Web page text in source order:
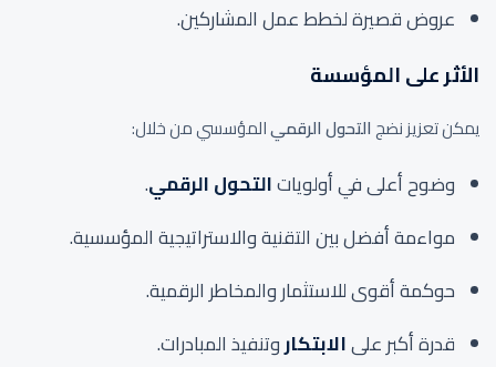
عروض قصيرة لخطط عمل المشاركين.
الأثر على المؤسسة
يمكن تعزيز نضج التحول الرقميالمؤسسي من خلال:
وضوح أعلى في أولوياتالتحول الرقمي.
مواءمة أفضل بين التقنية والاستراتيجية المؤسسية.
حوكمة أقوى للاستثمار والمخاطر الرقمية.
قدرة أكبر علىالابتكاروتنفيذ المبادرات.